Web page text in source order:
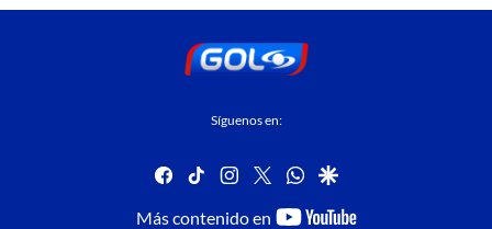
Síguenos en:
facebook
tiktok instagram
twitterwhatsapp
google
Más contenido en
youtube-